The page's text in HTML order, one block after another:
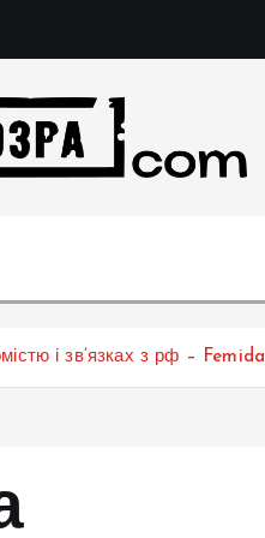
і зв’язках з рф – Femida